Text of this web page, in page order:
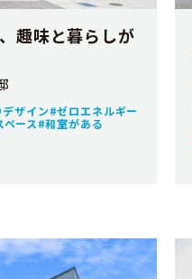
趣味と暮らしが
デザイン ゼロエネルギー
ース
和室がある